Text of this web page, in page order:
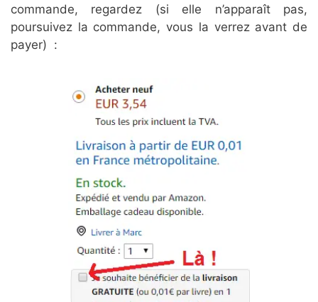
commande, regardez (si elle n’apparaît pas,
poursuivez la commande, vous la verrez avant de
payer) :